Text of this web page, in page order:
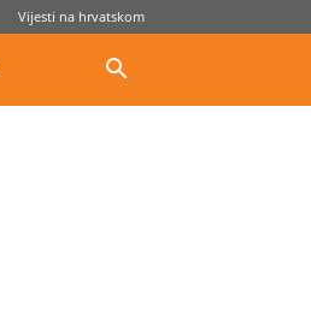
Vijesti na hrvatskom